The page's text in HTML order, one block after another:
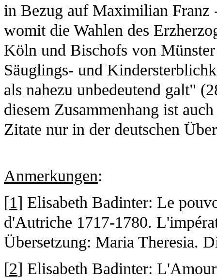
in Bezug auf Maximilian Franz
womit die Wahlen des
Köln und Bischofs von
Säuglings- und
als nahezu unbedeutend galt"
diesem Zusammenhang ist
Zitate nur in der deutschen
Anmerkungen:
[1] Elisabeth Badinter: Le
d'Autriche 1717-1780.
Übersetzung: Maria Theresia.
[2] Elisabeth Badinter: